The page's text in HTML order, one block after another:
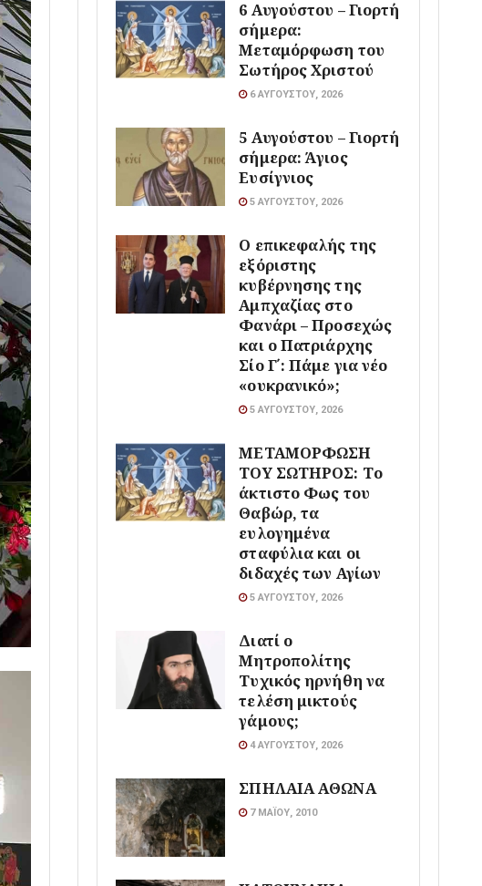
6 Αυγούστου – Γιορτή
σήμερα:
Μεταμόρφωση του
Σωτήρος Χριστού
6 ΑΥΓΟΎΣΤΟΥ, 2026
5 Αυγούστου – Γιορτή
σήμερα: Άγιος
Ευσίγνιος
5 ΑΥΓΟΎΣΤΟΥ, 2026
Ο επικεφαλής της
εξόριστης
κυβέρνησης της
Αμπχαζίας στο
Φανάρι – Προσεχώς
και ο Πατριάρχης
Σίο Γ΄: Πάμε για νέο
«ουκρανικό»;
5 ΑΥΓΟΎΣΤΟΥ, 2026
ΜΕΤΑΜΟΡΦΩΣΗ
ΤΟΥ ΣΩΤΗΡΟΣ: Το
άκτιστο Φως του
Θαβώρ, τα
ευλογημένα
σταφύλια και οι
διδαχές των Αγίων
5 ΑΥΓΟΎΣΤΟΥ, 2026
Διατί ο
Μητροπολίτης
Τυχικός ηρνήθη να
τελέση μικτούς
γάμους;
4 ΑΥΓΟΎΣΤΟΥ, 2026
ΣΠΗΛΑΙΑ ΑΘΩΝΑ
7 ΜΑΪ́ΟΥ, 2010